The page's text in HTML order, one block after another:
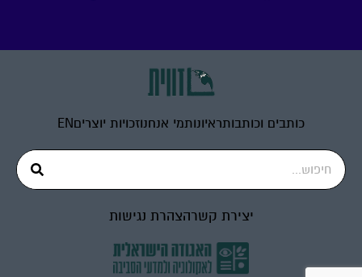
כותבים וכותבותראיונותמי אנחנוזכויות יוצריםEN
יצירת קשרהצהרת נגישות